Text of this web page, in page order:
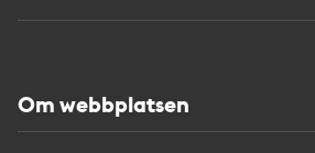
Om webbplatsen